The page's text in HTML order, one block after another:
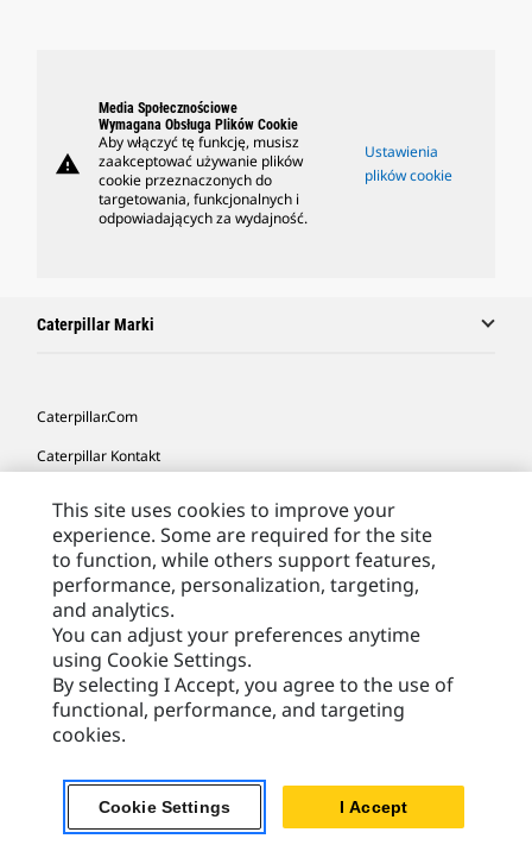
warning
Media Społecznościowe
Wymagana Obsługa Plików Cookie
Aby włączyć tę funkcję, musisz
zaakceptować używanie plików
cookie przeznaczonych do
targetowania, funkcjonalnych i
odpowiadających za wydajność.
Ustawienia
plików cookie
Caterpillar Marki
Caterpillar.com
Caterpillar Kontakt
Moje Preferencje Marketingowe
Site Map
Cookie Settings
Legal
Privacy
Europe - Polish© 2026 Caterpillar. Wszelkie prawa zastrzeżone.
This site uses cookies to improve your
experience. Some are required for the site
to function, while others support features,
performance, personalization, targeting,
and analytics.
You can adjust your preferences anytime
using Cookie Settings.
By selecting I Accept, you agree to the use of
functional, performance, and targeting
cookies.
Cookie Settings I Accept